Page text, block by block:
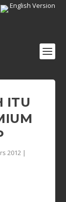
English Version
ITU
2012 |